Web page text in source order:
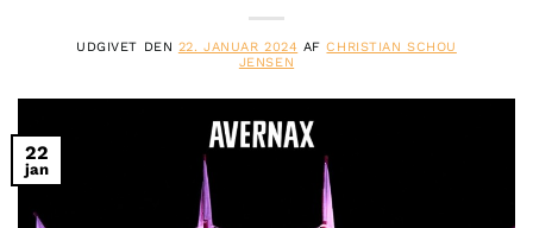
UDGIVET DEN 22. JANUAR 2024 AFCHRISTIAN SCHOU
JENSEN
22
jan